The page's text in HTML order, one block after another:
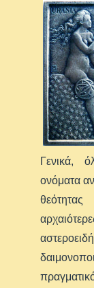
Γενικά,
ονόματα